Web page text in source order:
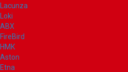
Lacunza
Loki
ABX
FireBird
НМК
Aston
Etna